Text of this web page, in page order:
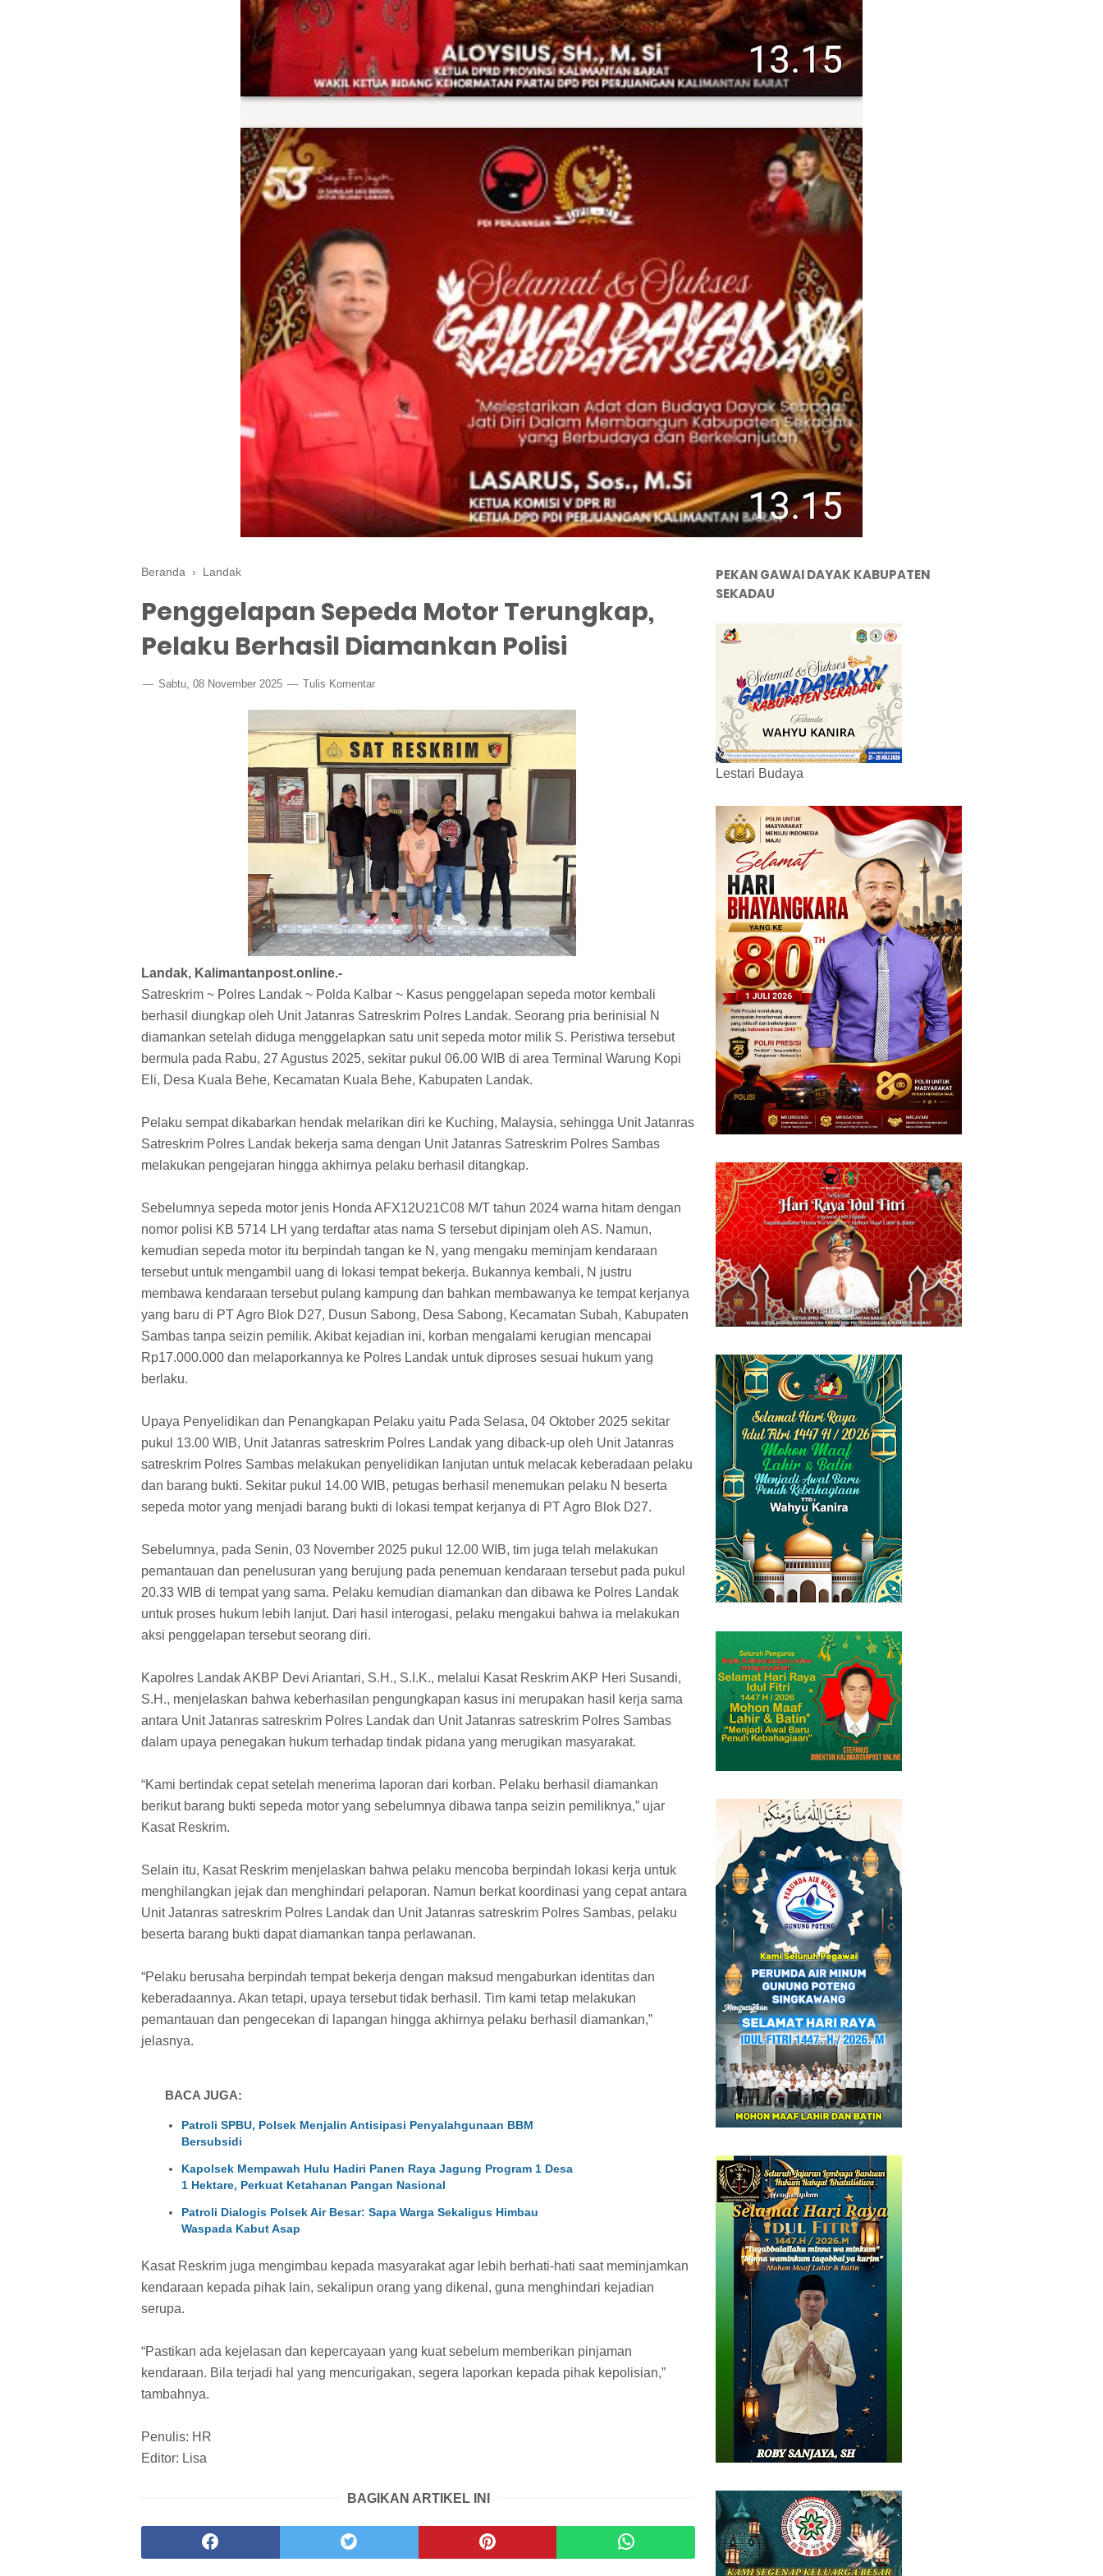
Beranda › Landak
Penggelapan Sepeda Motor Terungkap,
Pelaku Berhasil Diamankan Polisi
Sabtu, 08 November 2025 Tulis Komentar
Landak, Kalimantanpost.online.-
Satreskrim ~ Polres Landak ~ Polda Kalbar ~ Kasus penggelapan sepeda motor kembali
berhasil diungkap oleh Unit Jatanras Satreskrim Polres Landak. Seorang pria berinisial N
diamankan setelah diduga menggelapkan satu unit sepeda motor milik S. Peristiwa tersebut
bermula pada Rabu, 27 Agustus 2025, sekitar pukul 06.00 WIB di area Terminal Warung Kopi
Eli, Desa Kuala Behe, Kecamatan Kuala Behe, Kabupaten Landak.
Pelaku sempat dikabarkan hendak melarikan diri ke Kuching, Malaysia, sehingga Unit Jatanras
Satreskrim Polres Landak bekerja sama dengan Unit Jatanras Satreskrim Polres Sambas
melakukan pengejaran hingga akhirnya pelaku berhasil ditangkap.
Sebelumnya sepeda motor jenis Honda AFX12U21C08 M/T tahun 2024 warna hitam dengan
nomor polisi KB 5714 LH yang terdaftar atas nama S tersebut dipinjam oleh AS. Namun,
kemudian sepeda motor itu berpindah tangan ke N, yang mengaku meminjam kendaraan
tersebut untuk mengambil uang di lokasi tempat bekerja. Bukannya kembali, N justru
membawa kendaraan tersebut pulang kampung dan bahkan membawanya ke tempat kerjanya
yang baru di PT Agro Blok D27, Dusun Sabong, Desa Sabong, Kecamatan Subah, Kabupaten
Sambas tanpa seizin pemilik. Akibat kejadian ini, korban mengalami kerugian mencapai
Rp17.000.000 dan melaporkannya ke Polres Landak untuk diproses sesuai hukum yang
berlaku.
Upaya Penyelidikan dan Penangkapan Pelaku yaitu Pada Selasa, 04 Oktober 2025 sekitar
pukul 13.00 WIB, Unit Jatanras satreskrim Polres Landak yang diback-up oleh Unit Jatanras
satreskrim Polres Sambas melakukan penyelidikan lanjutan untuk melacak keberadaan pelaku
dan barang bukti. Sekitar pukul 14.00 WIB, petugas berhasil menemukan pelaku N beserta
sepeda motor yang menjadi barang bukti di lokasi tempat kerjanya di PT Agro Blok D27.
Sebelumnya, pada Senin, 03 November 2025 pukul 12.00 WIB, tim juga telah melakukan
pemantauan dan penelusuran yang berujung pada penemuan kendaraan tersebut pada pukul
20.33 WIB di tempat yang sama. Pelaku kemudian diamankan dan dibawa ke Polres Landak
untuk proses hukum lebih lanjut. Dari hasil interogasi, pelaku mengakui bahwa ia melakukan
aksi penggelapan tersebut seorang diri.
Kapolres Landak AKBP Devi Ariantari, S.H., S.I.K., melalui Kasat Reskrim AKP Heri Susandi,
S.H., menjelaskan bahwa keberhasilan pengungkapan kasus ini merupakan hasil kerja sama
antara Unit Jatanras satreskrim Polres Landak dan Unit Jatanras satreskrim Polres Sambas
dalam upaya penegakan hukum terhadap tindak pidana yang merugikan masyarakat.
“Kami bertindak cepat setelah menerima laporan dari korban. Pelaku berhasil diamankan
berikut barang bukti sepeda motor yang sebelumnya dibawa tanpa seizin pemiliknya,” ujar
Kasat Reskrim.
Selain itu, Kasat Reskrim menjelaskan bahwa pelaku mencoba berpindah lokasi kerja untuk
menghilangkan jejak dan menghindari pelaporan. Namun berkat koordinasi yang cepat antara
Unit Jatanras satreskrim Polres Landak dan Unit Jatanras satreskrim Polres Sambas, pelaku
beserta barang bukti dapat diamankan tanpa perlawanan.
“Pelaku berusaha berpindah tempat bekerja dengan maksud mengaburkan identitas dan
keberadaannya. Akan tetapi, upaya tersebut tidak berhasil. Tim kami tetap melakukan
pemantauan dan pengecekan di lapangan hingga akhirnya pelaku berhasil diamankan,”
jelasnya.
BACA JUGA:
Patroli SPBU, Polsek Menjalin Antisipasi Penyalahgunaan BBM
Bersubsidi
Kapolsek Mempawah Hulu Hadiri Panen Raya Jagung Program 1 Desa
1 Hektare, Perkuat Ketahanan Pangan Nasional
Patroli Dialogis Polsek Air Besar: Sapa Warga Sekaligus Himbau
Waspada Kabut Asap
Kasat Reskrim juga mengimbau kepada masyarakat agar lebih berhati-hati saat meminjamkan
kendaraan kepada pihak lain, sekalipun orang yang dikenal, guna menghindari kejadian
serupa.
“Pastikan ada kejelasan dan kepercayaan yang kuat sebelum memberikan pinjaman
kendaraan. Bila terjadi hal yang mencurigakan, segera laporkan kepada pihak kepolisian,”
tambahnya.
Penulis: HR
Editor: Lisa
BAGIKAN ARTIKEL INI
PEKAN GAWAI DAYAK KABUPATEN
SEKADAU
Lestari Budaya